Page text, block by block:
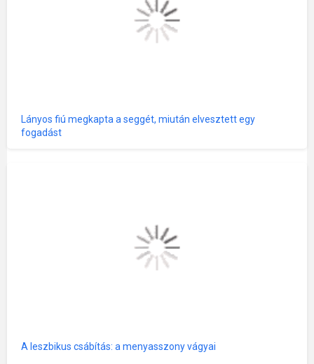
Lányos fiú megkapta a seggét, miután elvesztett egy
fogadást
A leszbikus csábítás: a menyasszony vágyai